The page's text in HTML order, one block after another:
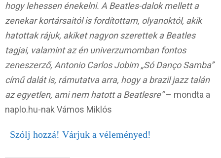
hogy lehessen énekelni. A Beatles-dalok mellett a
zenekar kortársaitól is fordítottam, olyanoktól, akik
hatottak rájuk, akiket nagyon szerettek a Beatles
tagjai, valamint az én univerzumomban fontos
zeneszerző, Antonio Carlos Jobim „Só Danço Samba”
című dalát is, rámutatva arra, hogy a brazil jazz talán
az egyetlen, ami nem hatott a Beatlesre”– mondta a
naplo.hu-nak Vámos Miklós
Szólj hozzá! Várjuk a véleményed!